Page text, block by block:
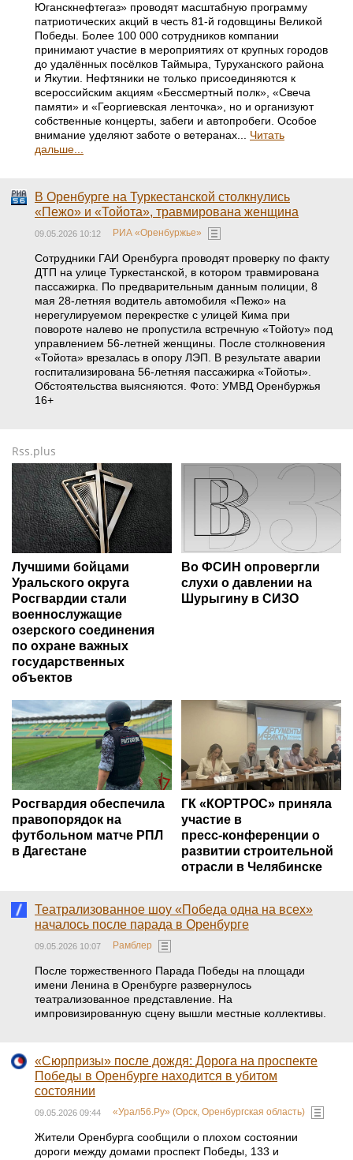
Юганскнефтегаз» проводят масштабную программу
патриотических акций в честь 81-й годовщины Великой
Победы. Более 100 000 сотрудников компании
принимают участие в мероприятиях от крупных городов
до удалённых посёлков Таймыра, Туруханского района
и Якутии. Нефтяники не только присоединяются к
всероссийским акциям «Бессмертный полк», «Свеча
памяти» и «Георгиевская ленточка», но и организуют
собственные концерты, забеги и автопробеги. Особое
внимание уделяют заботе о ветеранах... Читать
дальше...
В Оренбурге на Туркестанской столкнулись
«Пежо» и «Тойота», травмирована женщина
09.05.2026 10:12 РИА «Оренбуржье»
Сотрудники ГАИ Оренбурга проводят проверку по факту
ДТП на улице Туркестанской, в котором травмирована
пассажирка. По предварительным данным полиции, 8
мая 28-летняя водитель автомобиля «Пежо» на
нерегулируемом перекрестке с улицей Кима при
повороте налево не пропустила встречную «Тойоту» под
управлением 56-летней женщины. После столкновения
«Тойота» врезалась в опору ЛЭП. В результате аварии
госпитализирована 56-летняя пассажирка «Тойоты».
Обстоятельства выясняются. Фото: УМВД Оренбуржья
16+
Rss.plus
Лучшими бойцами
Уральского округа
Росгвардии стали
военнослужащие
озерского соединения
по охране важных
государственных
объектов
Во ФСИН опровергли
слухи о давлении на
Шурыгину в СИЗО
Росгвардия обеспечила
правопорядок на
футбольном матче РПЛ
в Дагестане
ГК «КОРТРОС» приняла
участие в
пресс‑конференции о
развитии строительной
отрасли в Челябинске
Театрализованное шоу «Победа одна на всех»
началось после парада в Оренбурге
09.05.2026 10:07 Рамблер
После торжественного Парада Победы на площади
имени Ленина в Оренбурге развернулось
театрализованное представление. На
импровизированную сцену вышли местные коллективы.
«Сюрпризы» после дождя: Дорога на проспекте
Победы в Оренбурге находится в убитом
состоянии
09.05.2026 09:44 «Урал56.Ру» (Орск, Оренбургская область)
Жители Оренбурга сообщили о плохом состоянии
дороги между домами проспект Победы, 133 и